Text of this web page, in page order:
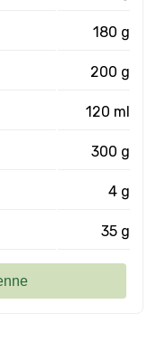
180 g
200 g
120 ml
300 g
4 g
35 g